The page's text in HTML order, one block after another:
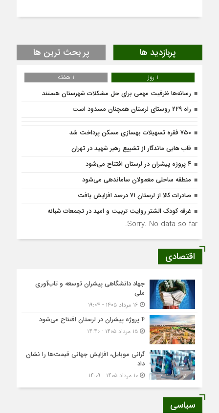
پربازدید ها پر بحث ترین ها
1 روز
1 هفته
رسانه‌ها ظرفیت مهمی برای حل مشکلات شهرستان هستند
راه ۲۲۹ روستای لرستان همچنان مسدود است
۷۵۰ فقره تسهیلات بهسازی مسکن پرداخت شد
قاب هایی ماندگار از تشییع رهبر شهید در تهران
۴ پروژه پیشران در لرستان افتتاح می‌شود
منطقه ساحلی معمولان ساماندهی می‌شود
صادرات کالا از لرستان ۷۱ درصد افزایش یافت
غرفه کودک الشتر روایت تربیت و امید در تجمعات شبانه
Sorry. No data so far.
اقتصادی
جهاد دانشگاهی پیشران توسعه و تاب‌آوری
ملی
۱۶ مرداد ۱۴۰۵ - ۱۹:۰۴
۴ پروژه پیشران در لرستان افتتاح می‌شود
۱۵ مرداد ۱۴۰۵ - ۱۴:۴۰
گرانی موبایل، افزایش جهانی قیمت‌ها را نشان
داد
۱۰ مرداد ۱۴۰۵ - ۱۴:۰۹
سیاسی